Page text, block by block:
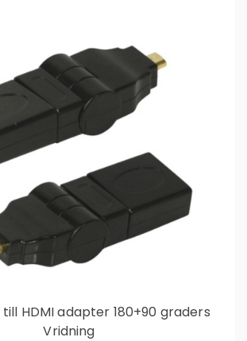
till HDMI adapter 180+90 graders
Vridning